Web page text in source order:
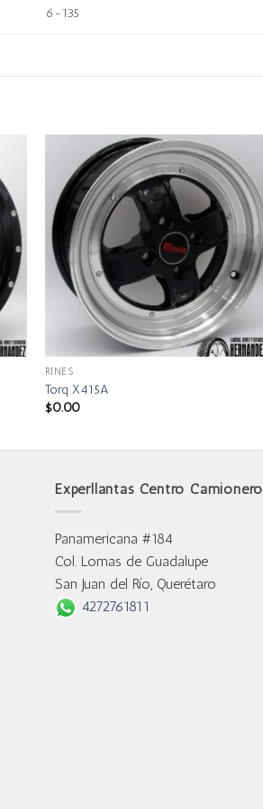
6-135
RINES
Torq X415A
$0.00
Experllantas Centro Camionero
Panamericana #184
Col. Lomas de Guadalupe
San Juan del Río, Querétaro
4272761811